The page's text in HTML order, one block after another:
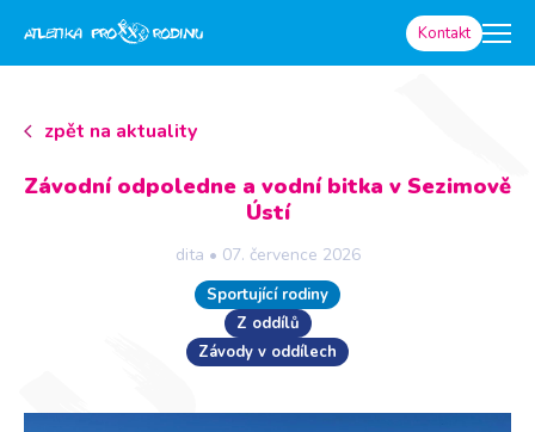
Kontakt
zpět na aktuality
Závodní odpoledne a vodní bitka v Sezimově
Ústí
dita • 07. července 2026
Sportující rodiny
Z oddílů
Závody v oddílech